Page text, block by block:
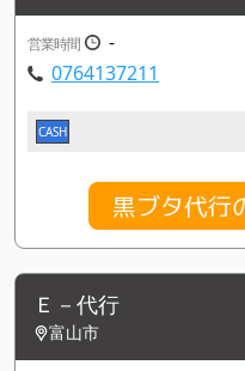
営業時間
-
0764137211
CASH
黒ブタ代行
Ｅ－代行
富山市